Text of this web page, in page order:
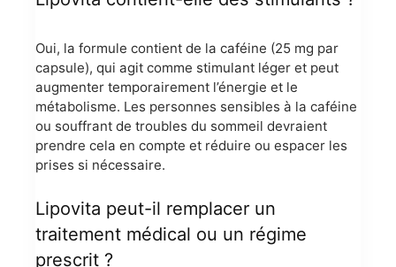
Oui, la formule contient de la caféine (25 mg par
capsule), qui agit comme stimulant léger et peut
augmenter temporairement l’énergie et le
métabolisme. Les personnes sensibles à la caféine
ou souffrant de troubles du sommeil devraient
prendre cela en compte et réduire ou espacer les
prises si nécessaire.
Lipovita peut-il remplacer un
traitement médical ou un régime
prescrit ?